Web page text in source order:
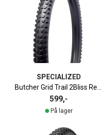
SPECIALIZED
599,-
På lager